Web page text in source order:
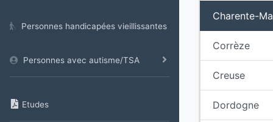
Personnes handicapées vieillissantes
Personnes avec autisme/TSA
Etudes
Charente-
Corrèze
Creuse
Dordogne